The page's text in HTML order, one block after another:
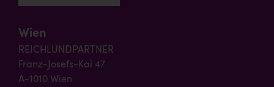
Wien
REICHLUNDPARTNER
Franz-Josefs-Kai 47
A-1010 Wien